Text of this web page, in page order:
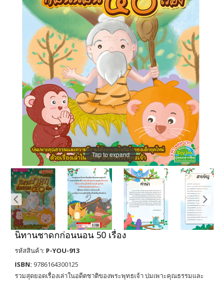
Tap to expand
นิทานชาดกก่อนนอน 50 เรื่อง
รหัสสินค้า: P-YOU-913
ISBN: 9786164300125
รวมสุดยอดเรื่องเล่าในอดีตชาติของพระพุทธเจ้า บ่มเพาะคุณธรรมและ